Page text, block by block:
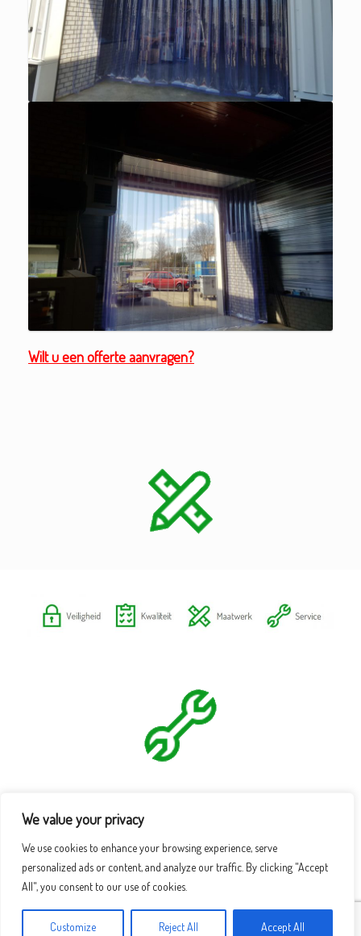
We value your privacy
We use cookies to enhance your browsing experience, serve
personalized ads or content, and analyze our traffic. By clicking "Accept
All", you consent to our use of cookies.
Customize Reject All Accept All
Wilt u een offerte aanvragen?
Thema doorSiteOrigin